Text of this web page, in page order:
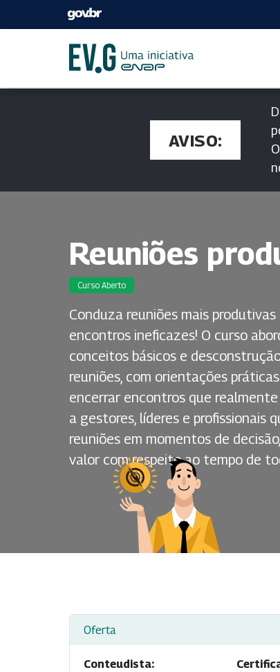
AVISO:
Reuniões
Curso Aberto
Conduza reuniões mais
encontros ineficazes! O curso
conceitos básicos e
reuniões, com orientações
encerrar encontros que
a gestores, líderes e profissionais
reuniões em momentos de
valor com respeito ao tempo de
Oferta
Conteudista: